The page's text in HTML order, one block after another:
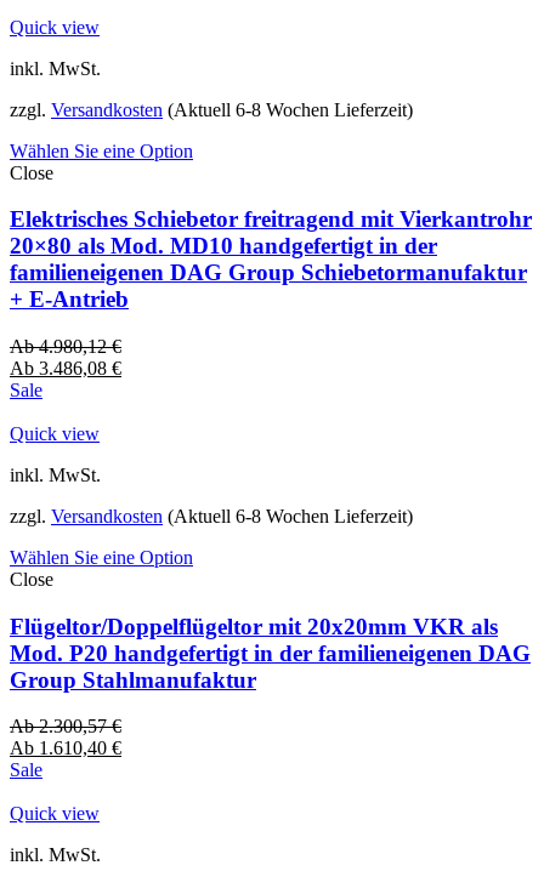
Quick view
inkl. MwSt.
zzgl. Versandkosten (Aktuell 6-8 Wochen Lieferzeit)
Wählen Sie eine Option
Close
Elektrisches Schiebetor freitragend mit Vierkantrohr
20×80 als Mod. MD10 handgefertigt in der
familieneigenen DAG Group Schiebetormanufaktur
+ E-Antrieb
Ab4.980,12€
Ab 3.486,08 €
Sale
Quick view
inkl. MwSt.
zzgl. Versandkosten (Aktuell 6-8 Wochen Lieferzeit)
Wählen Sie eine Option
Close
Flügeltor/Doppelflügeltor mit 20x20mm VKR als
Mod. P20 handgefertigt in der familieneigenen DAG
Group Stahlmanufaktur
Ab2.300,57€
Ab 1.610,40 €
Sale
Quick view
inkl. MwSt.